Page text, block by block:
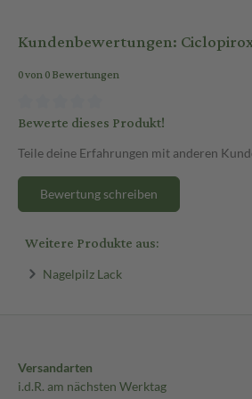
Kundenbewertungen:
0 von 0 Bewertungen
Bewerte dieses Produkt!
Teile deine Erfahrungen mit anderen
Bewertung schreiben
Weitere Produkte aus:
Nagelpilz Lack
Versandarten
i.d.R. am nächsten Werktag